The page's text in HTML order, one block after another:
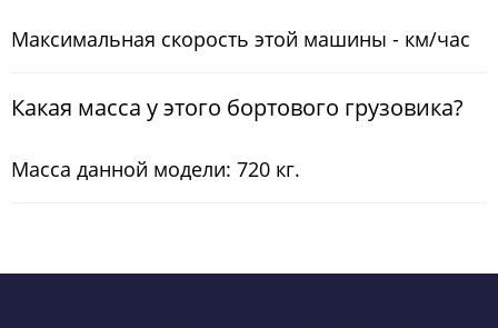
Максимальная скорость этой машины - км/час
Какая масса у этого бортового грузовика?
Масса данной модели: 720 кг.